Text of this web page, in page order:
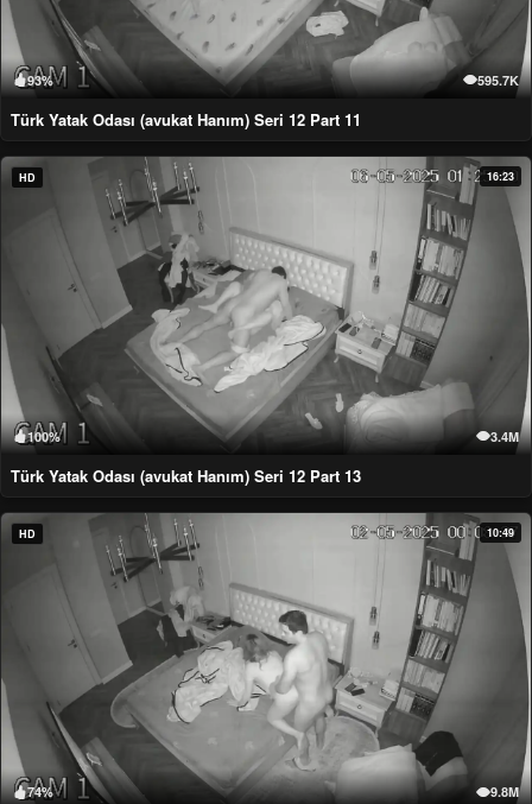
93% 595.7K
Türk Yatak Odası (avukat Hanım) Seri 12 Part 11
HD 16:23
100% 3.4M
Türk Yatak Odası (avukat Hanım) Seri 12 Part 13
HD 10:49
74% 9.8M